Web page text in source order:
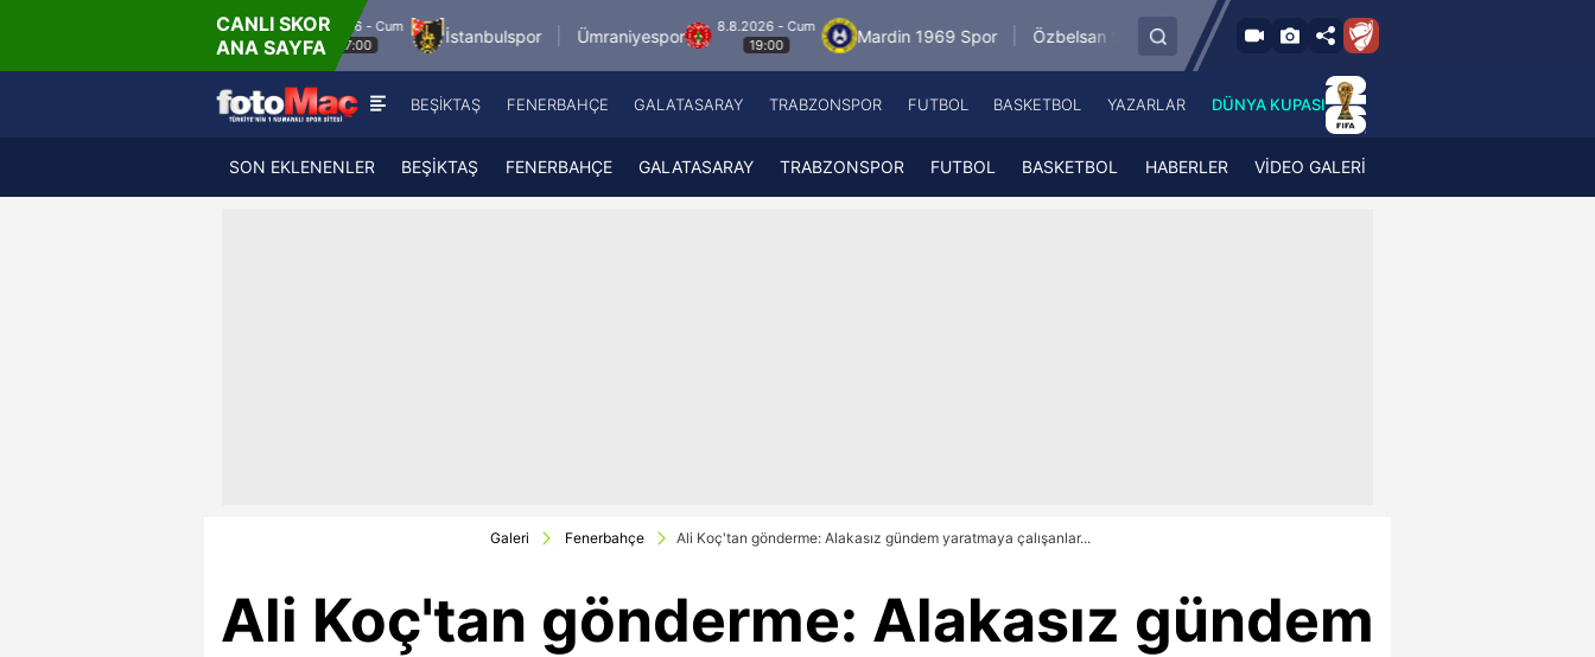
CANLI SKOR
ANA SAYFA
8.8.2026 - Cum
17:00
İstanbulspor Ümraniyespor
8.8.2026 - Cum
19:00
Mardin 1969 Spor Özbelsan Sivasspor
8.8.2026 - Cum
19:00
Esenler Erokspor
Fenerbahçe
Galatasaray
A Spor
ATV
A Haber Radyo
A Spor Radyo
A News Radio
BEŞİKTAŞ FENERBAHÇE GALATASARAY TRABZONSPOR FUTBOL BASKETBOL YAZARLAR DÜNYA KUPASI
SON EKLENENLER BEŞİKTAŞ FENERBAHÇE GALATASARAY TRABZONSPOR FUTBOL BASKETBOL HABERLER VİDEO GALERİ
Galeri Fenerbahçe Ali Koç'tan gönderme: Alakasız gündem yaratmaya çalışanlar...
Ali Koç'tan gönderme: Alakasız gündem